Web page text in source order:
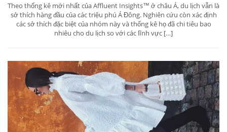
Theo thống kê mới nhất của Affluent Insights™ ở châu Á, du lịch vẫn là
sở thích hàng đầu của các triệu phú Á Đông. Nghiên cứu còn xác định
các sở thích đặc biệt của nhóm này và thống kê họ đã chi tiêu bao
nhiêu cho du lịch so với các lĩnh vực […]